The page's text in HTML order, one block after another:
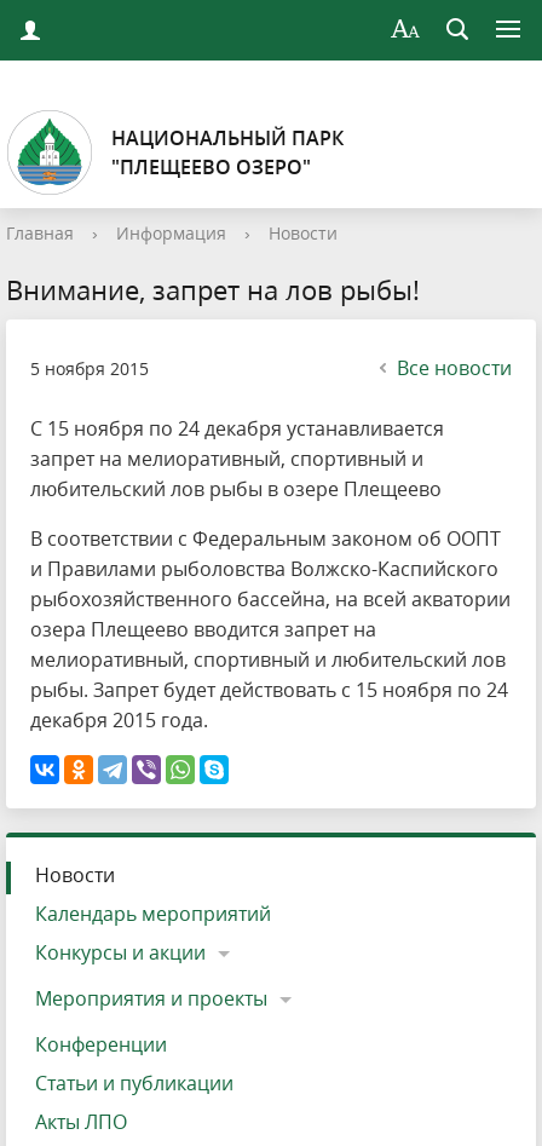
НАЦИОНАЛЬНЫЙ ПАРК
"ПЛЕЩЕЕВО ОЗЕРО"
Главная › Информация › Новости
Внимание, запрет на лов рыбы!
5 ноября 2015 Все новости
С 15 ноября по 24 декабря устанавливается
запрет на мелиоративный, спортивный и
любительский лов рыбы в озере Плещеево
В соответствии с Федеральным законом об ООПТ
и Правилами рыболовства Волжско-Каспийского
рыбохозяйственного бассейна, на всей акватории
озера Плещеево вводится запрет на
мелиоративный, спортивный и любительский лов
рыбы. Запрет будет действовать с 15 ноября по 24
декабря 2015 года.
Новости
Календарь мероприятий
Конкурсы и акции
Мероприятия и проекты
Конференции
Статьи и публикации
Акты ЛПО